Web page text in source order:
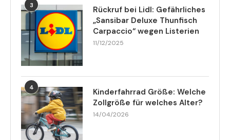
3
Rückruf bei Lidl: Gefährliches
„Sansibar Deluxe Thunfisch
Carpaccio“ wegen Listerien
11/12/2025
4
Kinderfahrrad Größe: Welche
Zollgröße für welches Alter?
14/04/2026